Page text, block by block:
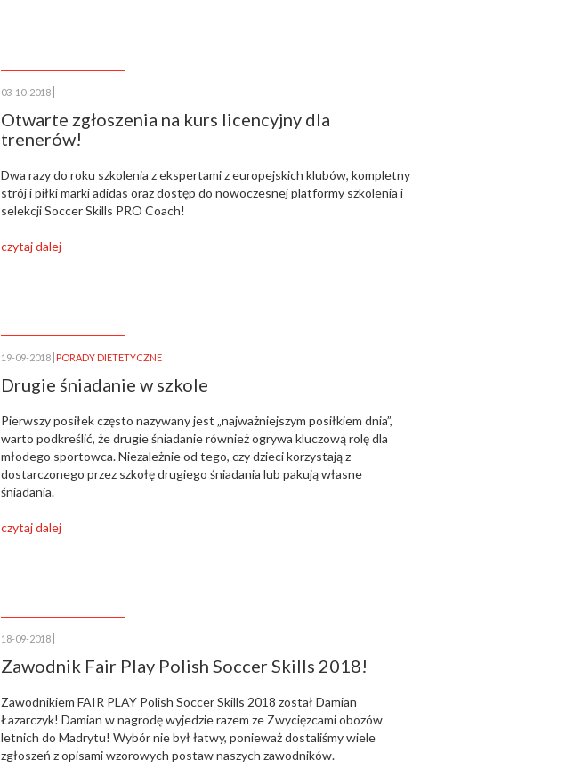
03-10-2018
Otwarte zgłoszenia na kurs licencyjny dla
trenerów!
Dwa razy do roku szkolenia z ekspertami z europejskich klubów, kompletny
strój i piłki marki adidas oraz dostęp do nowoczesnej platformy szkolenia i
selekcji Soccer Skills PRO Coach!
czytaj dalej
19-09-2018 PORADY DIETETYCZNE
Drugie śniadanie w szkole
Pierwszy posiłek często nazywany jest „najważniejszym posiłkiem dnia”,
warto podkreślić, że drugie śniadanie również ogrywa kluczową rolę dla
młodego sportowca. Niezależnie od tego, czy dzieci korzystają z
dostarczonego przez szkołę drugiego śniadania lub pakują własne
śniadania.
czytaj dalej
18-09-2018
Zawodnik Fair Play Polish Soccer Skills 2018!
Zawodnikiem FAIR PLAY Polish Soccer Skills 2018 został Damian
Łazarczyk! Damian w nagrodę wyjedzie razem ze Zwycięzcami obozów
letnich do Madrytu! Wybór nie był łatwy, ponieważ dostaliśmy wiele
zgłoszeń z opisami wzorowych postaw naszych zawodników.